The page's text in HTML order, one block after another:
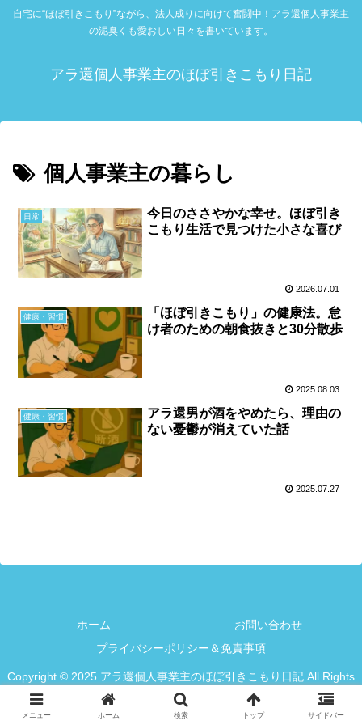
自宅に“ほぼ引きこもり”ながら、法人成りに向けて奮闘中！アラ還個人事業主
の泥臭くも愛おしい日々を書いています。
アラ還個人事業主のほぼ引きこもり日記
個人事業主の暮らし
日常
今日のささやかな幸せ。ほぼ引き
こもり生活で見つけた小さな喜び
2026.07.01
健康・習慣
「ほぼ引きこもり」の健康法。怠
け者のための朝食抜きと30分散歩
2025.08.03
健康・習慣
アラ還男が酒をやめたら、理由の
ない憂鬱が消えていた話
2025.07.27
ホーム
お問い合わせ
プライバシーポリシー＆免責事項
Copyright © 2025 アラ還個人事業主のほぼ引きこもり日記 All Rights
Reserved.
メニュー ホーム 検索 トップ サイドバー